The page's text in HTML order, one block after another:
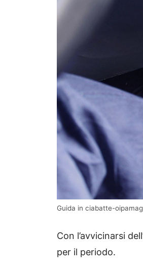
Guida in ciabatte-
Con l’avvicinarsi
per il periodo.